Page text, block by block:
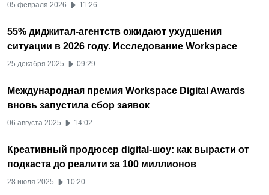
05 февраля 2026 11:26
55% диджитал-агентств ожидают ухудшения
ситуации в 2026 году. Исследование Workspace
25 декабря 2025 09:29
Международная премия Workspace Digital Awards
вновь запустила сбор заявок
06 августа 2025 14:02
Креативный продюсер digital-шоу: как вырасти от
подкаста до реалити за 100 миллионов
28 июля 2025 10:20